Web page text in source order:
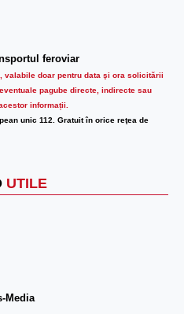
feroviar
doar pentru data şi ora solicitării
pagube directe, indirecte sau
informații.
unic 112. Gratuit în orice reţea de
UTILE
Media